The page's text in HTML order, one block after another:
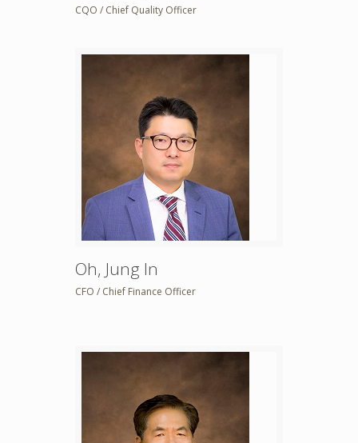
CQO / Chief Quality Officer
Oh, Jung In
CFO / Chief Finance Officer